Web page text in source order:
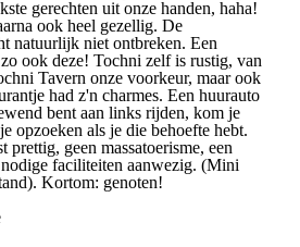
gerechten uit onze handen, haha!
ook heel gezellig. De
natuurlijk niet ontbreken. Een
ook deze! Tochni zelf is rustig, van
Tavern onze voorkeur, maar ook
had z'n charmes. Een huurauto
bent aan links rijden, kom je
opzoeken als je die behoefte hebt.
geen massatoerisme, een
faciliteiten aanwezig. (Mini
Kortom: genoten!